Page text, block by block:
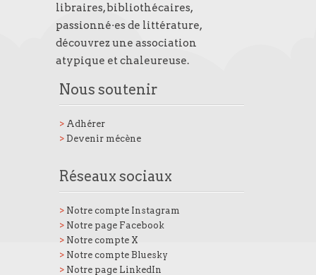
libraires, bibliothécaires,
passionné·es de littérature,
découvrez une association
atypique et chaleureuse.
Nous soutenir
> Adhérer
> Devenir mécène
Réseaux sociaux
> Notre compte Instagram
> Notre page Facebook
> Notre compte X
> Notre compte Bluesky
> Notre page LinkedIn